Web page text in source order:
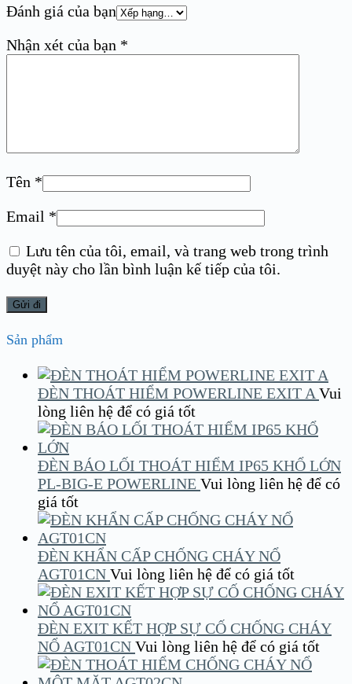
Đánh giá của bạn
Nhận xét của bạn *
Tên *
Email *
Lưu tên của tôi, email, và trang web trong trình
duyệt này cho lần bình luận kế tiếp của tôi.
Sản phẩm
ĐÈN THOÁT HIỂM POWERLINE EXIT A Vui
lòng liên hệ để có giá tốt
ĐÈN BÁO LỐI THOÁT HIỂM IP65 KHỔ LỚN
PL-BIG-E POWERLINE Vui lòng liên hệ để có
giá tốt
ĐÈN KHẨN CẤP CHỐNG CHÁY NỔ
AGT01CN Vui lòng liên hệ để có giá tốt
ĐÈN EXIT KẾT HỢP SỰ CỐ CHỐNG CHÁY
NỔ AGT01CN Vui lòng liên hệ để có giá tốt